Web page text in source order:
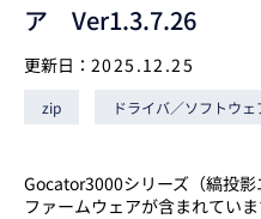
ア Ver1.3.7.26
更新日： 2025.12.25
zip ドライバ／ソフトウェ
Gocator3000シリーズ（縞投
ファームウェアが含まれていま